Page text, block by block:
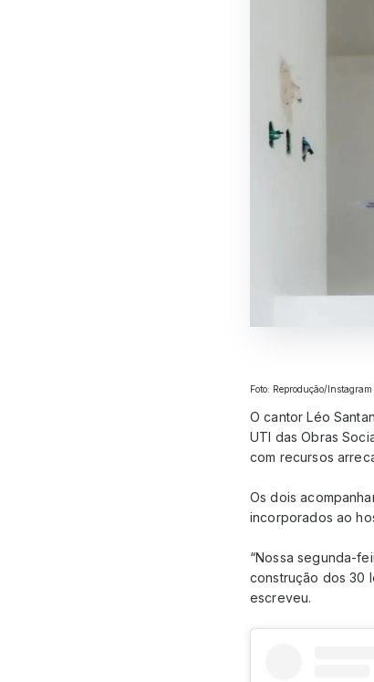
Foto: Reprodução/
O cantor Léo
UTI das Obras
com recursos
Os dois
incorporados ao
“Nossa segunda-
construção dos 30
escreveu.